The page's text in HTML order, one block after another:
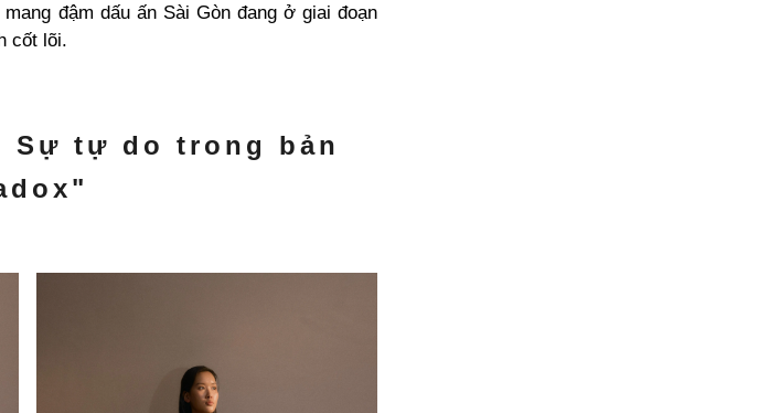
đậm dấu ấn Sài Gòn đang ở giai đoạn
cốt lõi.
Sự tự do trong bản